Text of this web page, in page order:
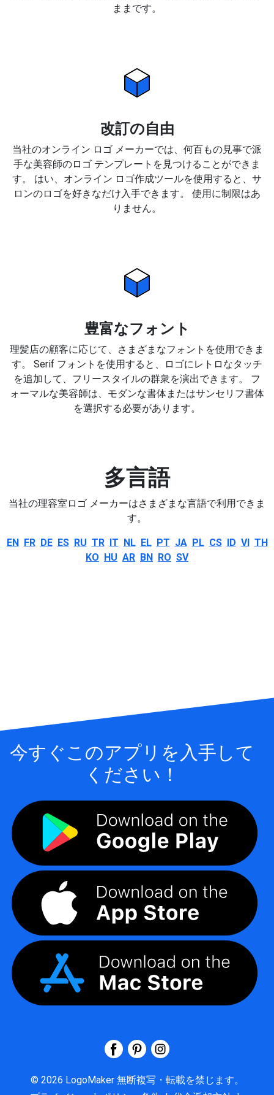
ままです。
改訂の自由
当社のオンライン ロゴ メーカーでは、何百もの見事で派
手な美容師のロゴ テンプレートを見つけることができま
す。 はい、オンライン ロゴ作成ツールを使用すると、サ
ロンのロゴを好きなだけ入手できます。 使用に制限はあ
りません。
豊富なフォント
理髪店の顧客に応じて、さまざまなフォントを使用できま
す。 Serif フォントを使用すると、ロゴにレトロなタッチ
を追加して、フリースタイルの群衆を演出できます。 フ
ォーマルな美容師は、モダンな書体またはサンセリフ書体
を選択する必要があります。
多言語
当社の理容室ロゴ メーカーはさまざまな言語で利用できま
す。
EN FR DE ES RU TR IT NL EL PT JA PL CS ID VI TH
KO HU AR BN RO SV
今すぐこのアプリを入手して
ください！
© 2026 LogoMaker 無断複写・転載を禁じます。